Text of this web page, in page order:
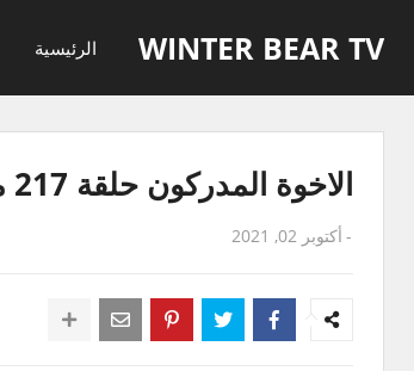
WINTER BEAR TV الرئيسية
الاخوة المدركون حلقة 217 مترجمة للعربية
- أكتوبر 02, 2021